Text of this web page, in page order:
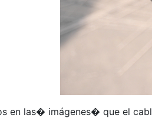
en las� imágenes� que el